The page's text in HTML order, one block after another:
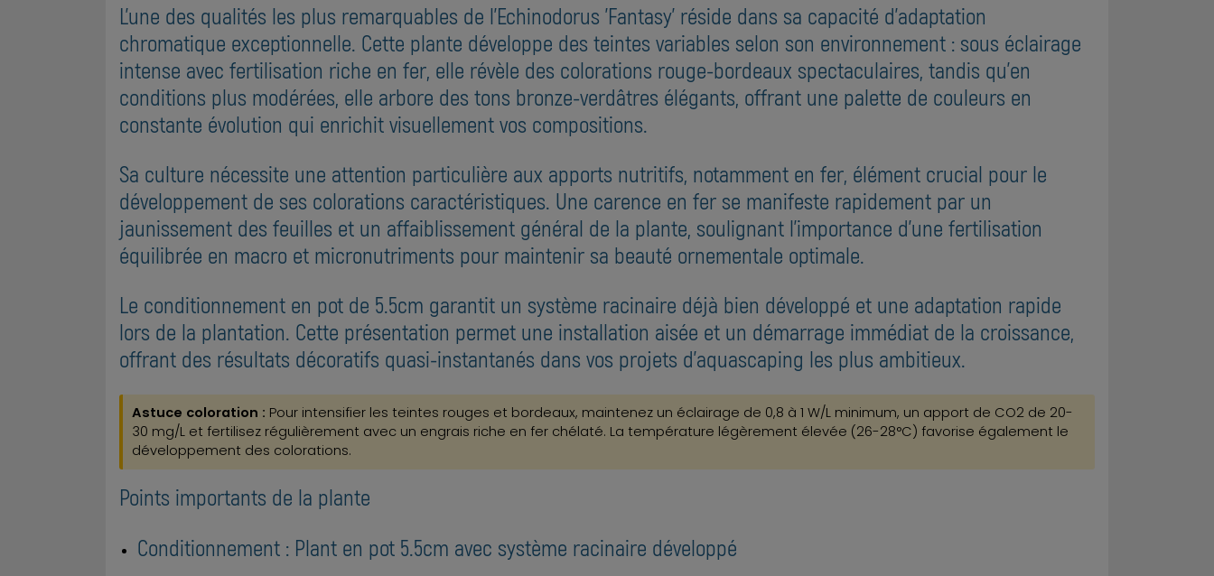
L'une des qualités les plus remarquables de l'Echinodorus 'Fantasy' réside dans sa capacité d'adaptation
chromatique exceptionnelle. Cette plante développe des teintes variables selon son environnement : sous éclairage
intense avec fertilisation riche en fer, elle révèle des colorations rouge-bordeaux spectaculaires, tandis qu'en
conditions plus modérées, elle arbore des tons bronze-verdâtres élégants, offrant une palette de couleurs en
constante évolution qui enrichit visuellement vos compositions.
Sa culture nécessite une attention particulière aux apports nutritifs, notamment en fer, élément crucial pour le
développement de ses colorations caractéristiques. Une carence en fer se manifeste rapidement par un
jaunissement des feuilles et un affaiblissement général de la plante, soulignant l'importance d'une fertilisation
équilibrée en macro et micronutriments pour maintenir sa beauté ornementale optimale.
Le conditionnement en pot de 5.5cm garantit un système racinaire déjà bien développé et une adaptation rapide
lors de la plantation. Cette présentation permet une installation aisée et un démarrage immédiat de la croissance,
offrant des résultats décoratifs quasi-instantanés dans vos projets d'aquascaping les plus ambitieux.
Astuce coloration : Pour intensifier les teintes rouges et bordeaux, maintenez un éclairage de 0,8 à 1 W/L minimum, un apport de CO2 de 20-
30 mg/L et fertilisez régulièrement avec un engrais riche en fer chélaté. La température légèrement élevée (26-28°C) favorise également le
développement des colorations.
Points importants de la plante
Conditionnement : Plant en pot 5.5cm avec système racinaire développé